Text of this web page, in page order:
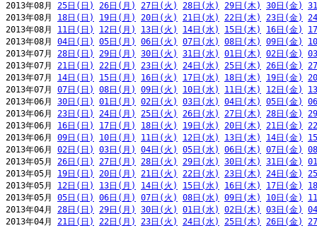
2013年08月 25日(日) 26日(月) 27日(火) 28日(水) 29日(木) 30日(金)
2013年08月 18日(日) 19日(月) 20日(火) 21日(水) 22日(木) 23日(金)
2013年08月 11日(日) 12日(月) 13日(火) 14日(水) 15日(木) 16日(金)
2013年08月 04日(日) 05日(月) 06日(火) 07日(水) 08日(木) 09日(金)
2013年07月 28日(日) 29日(月) 30日(火) 31日(水) 01日(木) 02日(金)
2013年07月 21日(日) 22日(月) 23日(火) 24日(水) 25日(木) 26日(金)
2013年07月 14日(日) 15日(月) 16日(火) 17日(水) 18日(木) 19日(金)
2013年07月 07日(日) 08日(月) 09日(火) 10日(水) 11日(木) 12日(金)
2013年06月 30日(日) 01日(月) 02日(火) 03日(水) 04日(木) 05日(金)
2013年06月 23日(日) 24日(月) 25日(火) 26日(水) 27日(木) 28日(金)
2013年06月 16日(日) 17日(月) 18日(火) 19日(水) 20日(木) 21日(金)
2013年06月 09日(日) 10日(月) 11日(火) 12日(水) 13日(木) 14日(金)
2013年06月 02日(日) 03日(月) 04日(火) 05日(水) 06日(木) 07日(金)
2013年05月 26日(日) 27日(月) 28日(火) 29日(水) 30日(木) 31日(金)
2013年05月 19日(日) 20日(月) 21日(火) 22日(水) 23日(木) 24日(金)
2013年05月 12日(日) 13日(月) 14日(火) 15日(水) 16日(木) 17日(金)
2013年05月 05日(日) 06日(月) 07日(火) 08日(水) 09日(木) 10日(金)
2013年04月 28日(日) 29日(月) 30日(火) 01日(水) 02日(木) 03日(金)
2013年04月 21日(日) 22日(月) 23日(火) 24日(水) 25日(木) 26日(金)